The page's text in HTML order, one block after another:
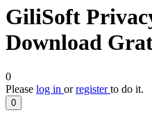
GiliSoft
Download
0
Please log in orregisterto do it.
0